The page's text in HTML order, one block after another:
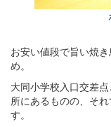
お安い値段で旨い焼
め。
大同小学校入口交差
所にあるものの、そ
す。